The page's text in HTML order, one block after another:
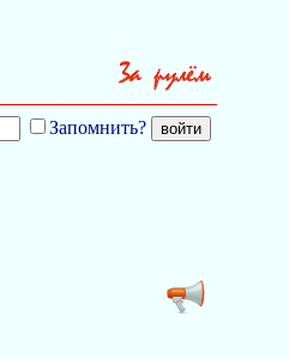
Запомнить?